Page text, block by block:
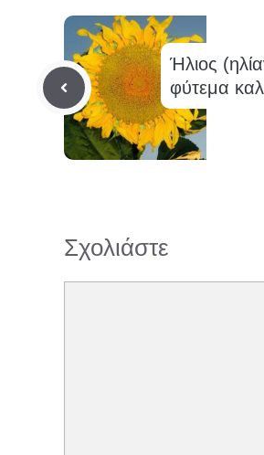
Ήλιος
φύτεμα
Σχολιάστε